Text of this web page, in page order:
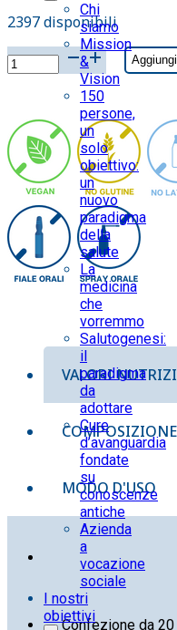
Chi
siamo
Mission
&
Vision
150
persone,
un
solo
obiettivo:
un
nuovo
paradigma
della
salute
La
medicina
che
vorremmo
Salutogenesi:
il
paradigma
da
adottare
Cure
d’avanguardia
fondate
su
conoscenze
antiche
Azienda
a
vocazione
sociale
I nostri
obiettivi
2397 disponibili
MANG./COB
(Mn-
O.E.
20
fiale
CATALITIC-
quantità
VALORI
COMPOSIZIONE
MODO D'USO
Confezione da